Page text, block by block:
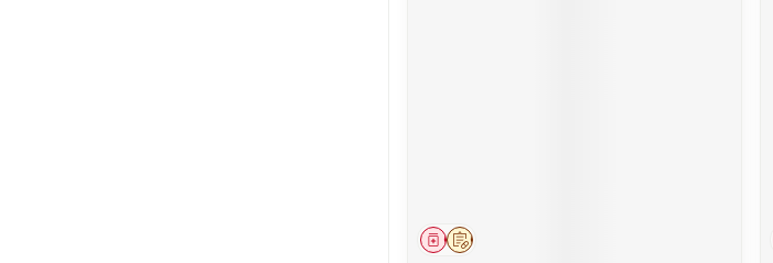
Op voorschrift
Geneesmiddel